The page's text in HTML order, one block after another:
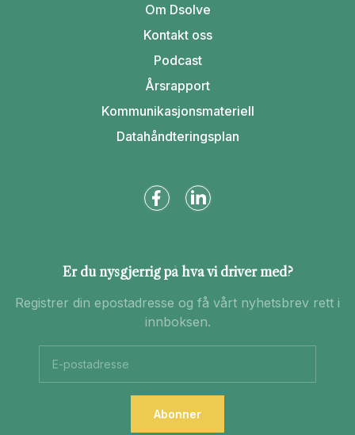
Om Dsolve
Kontakt oss
Podcast
Årsrapport
Kommunikasjonsmateriell
Datahåndteringsplan
Er du nysgjerrig på hva vi driver med?
Registrer din epostadresse og få vårt nyhetsbrev rett i
innboksen.